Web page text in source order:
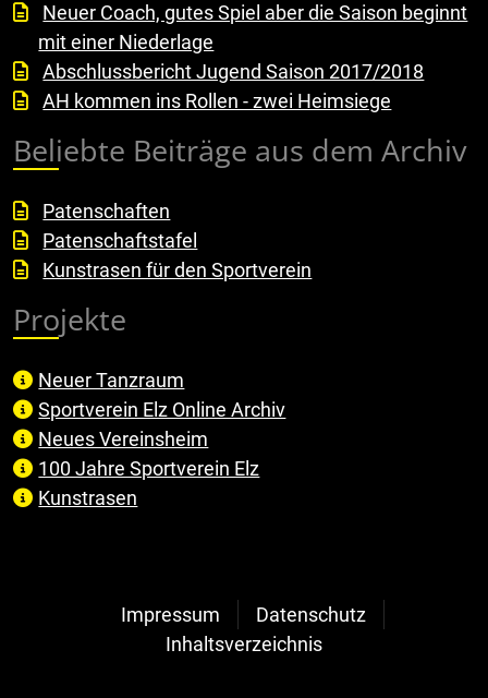
Neuer Coach, gutes Spiel aber die Saison beginnt
mit einer Niederlage
Abschlussbericht Jugend Saison 2017/2018
AH kommen ins Rollen - zwei Heimsiege
Beliebte Beiträge aus dem Archiv
Patenschaften
Patenschaftstafel
Kunstrasen für den Sportverein
Projekte
Neuer Tanzraum
Sportverein Elz Online Archiv
Neues Vereinsheim
100 Jahre Sportverein Elz
Kunstrasen
Impressum
Datenschutz
Inhaltsverzeichnis